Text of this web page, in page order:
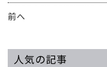
前へ
人気の記事